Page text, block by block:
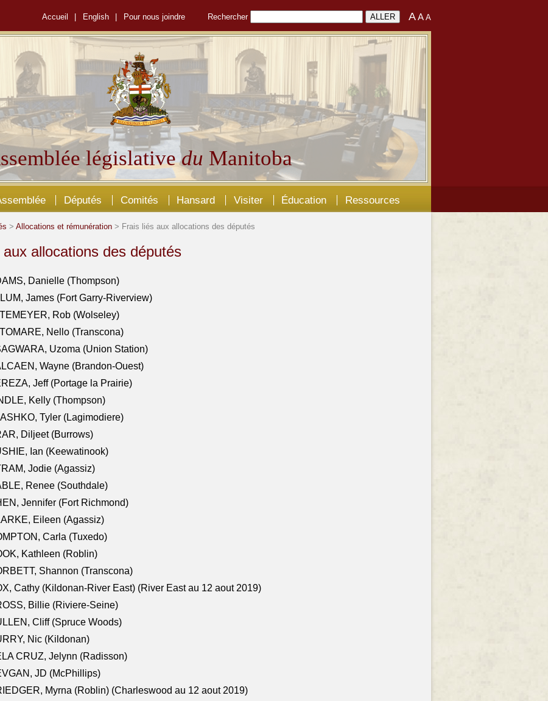
Accueil English Pour nous joindre Rechercher AA A
législativedu Manitoba
Députés Comités Hansard Visiter Éducation Ressources
> Allocations et rémunération > Frais liés aux allocations des députés
allocations des députés
Danielle (Thompson)
James (Fort Garry-Riverview)
Rob (Wolseley)
Nello (Transcona)
Uzoma (Union Station)
Wayne (Brandon-Ouest)
Jeff (Portage la Prairie)
Kelly (Thompson)
Tyler (Lagimodiere)
Diljeet (Burrows)
Ian (Keewatinook)
Jodie (Agassiz)
Renee (Southdale)
Jennifer (Fort Richmond)
Eileen (Agassiz)
Carla (Tuxedo)
Kathleen (Roblin)
Shannon (Transcona)
Cathy (Kildonan-River East) (River East au 12 aout 2019)
Billie (Riviere-Seine)
Cliff (Spruce Woods)
Nic (Kildonan)
CRUZ, Jelynn (Radisson)
JD (McPhillips)
Myrna (Roblin) (Charleswood au 12 aout 2019)